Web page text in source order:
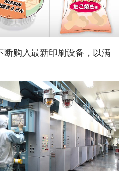
购入最新印刷设备，以满